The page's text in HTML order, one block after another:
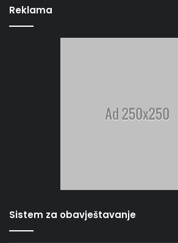
Reklama
Sistem za obavještavanje